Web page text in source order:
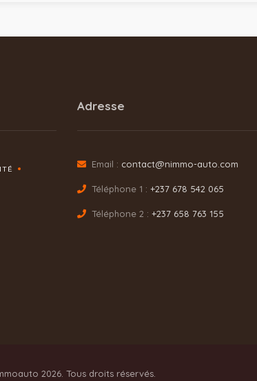
Adresse
Email : contact@nimmo-auto.com
Téléphone 1 : +237 678 542 065
Téléphone 2 : +237 658 763 155
2026. Tous droits réservés.